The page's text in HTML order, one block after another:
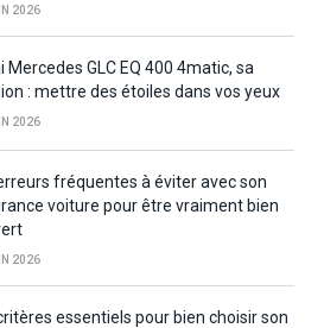
2026
Mercedes GLC EQ 400 4matic, sa
: mettre des étoiles dans vos yeux
2026
fréquentes à éviter avec son
voiture pour être vraiment bien
2026
essentiels pour bien choisir son